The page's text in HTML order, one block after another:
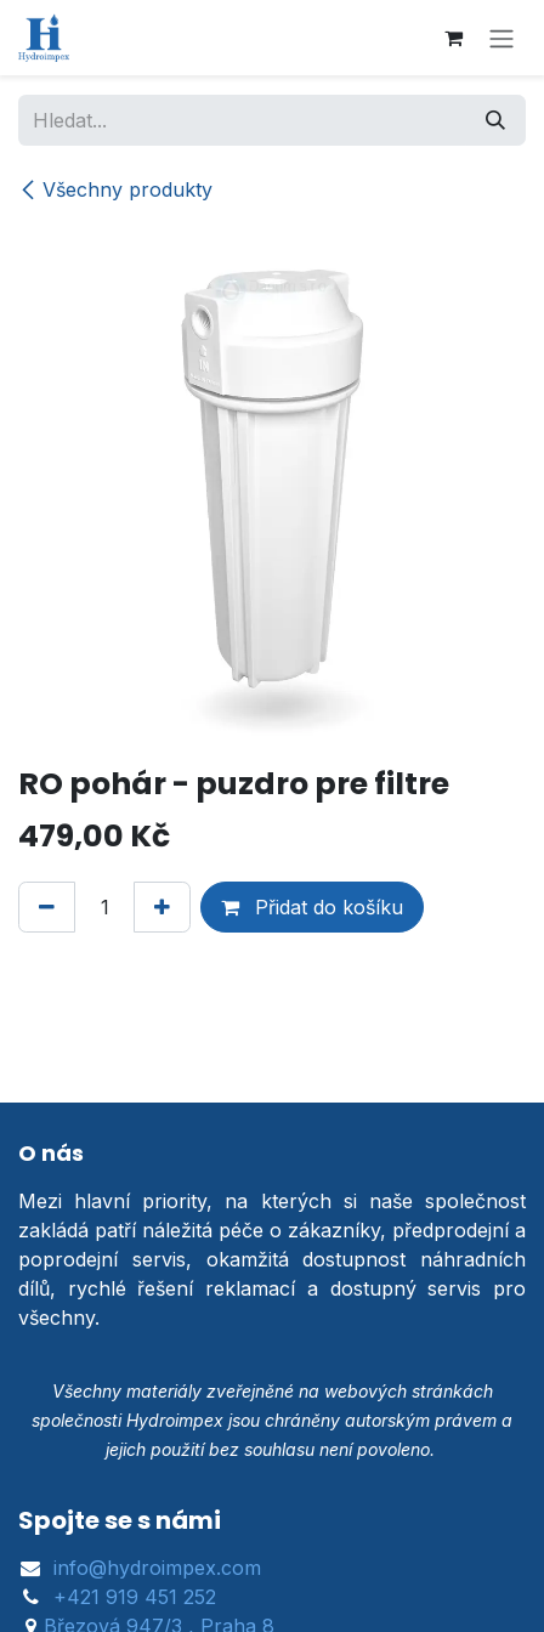
Přejít na obsah
Všechny produkty
RO pohár - puzdro pre filtre
479,00 Kč
Přidat do košíku
O nás
Mezi hlavní priority, na kterých si naše společnost
zakládá patří náležitá péče o zákazníky, předprodejní a
poprodejní servis, okamžitá dostupnost náhradních
dílů, rychlé řešení reklamací a dostupný servis pro
všechny.
Všechny materiály zveřejněné na webových stránkách
společnosti Hydroimpex jsou chráněny autorským právem a
jejich použití bez souhlasu není povoleno.
Spojte se s námi
info@hydroimpex.com
+421 919 451 252
Březová 947/3 , Praha 8